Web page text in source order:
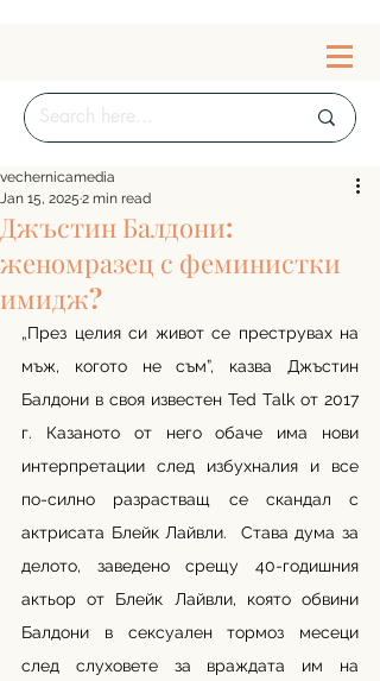
Джъстин Балдони:
женомразец с феминистки
имидж?
vechernicamedia
Jan 15, 2025 2 min read
„През целия си живот се преструвах на
мъж, когото не съм”, казва Джъстин
Балдони в своя известен Ted Talk от 2017
г. Казаното от него обаче има нови
интерпретации след избухналия и все
по-силно разрастващ се скандал с
актрисата Блейк Лайвли.  Става дума за
делото, заведено срещу 40-годишния
актьор от Блейк Лайвли, която обвини
Балдони в сексуален тормоз месеци
след слуховете за враждата им на